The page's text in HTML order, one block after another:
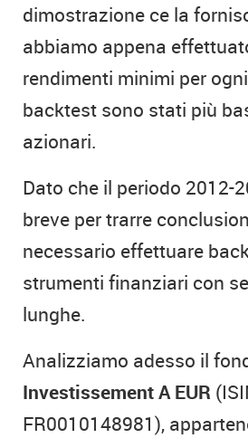
dimostrazione ce la
abbiamo appena
rendimenti minimi per
backtest sono stati più
azionari.
Dato che il periodo 2012-
breve per trarre
necessario effettuare
strumenti finanziari con
lunghe.
Analizziamo adesso il
Investissement A EUR
FR0010148981),